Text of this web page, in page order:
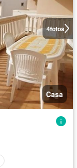
4fotos
Casa